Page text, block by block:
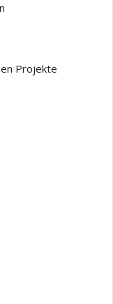
Projekte